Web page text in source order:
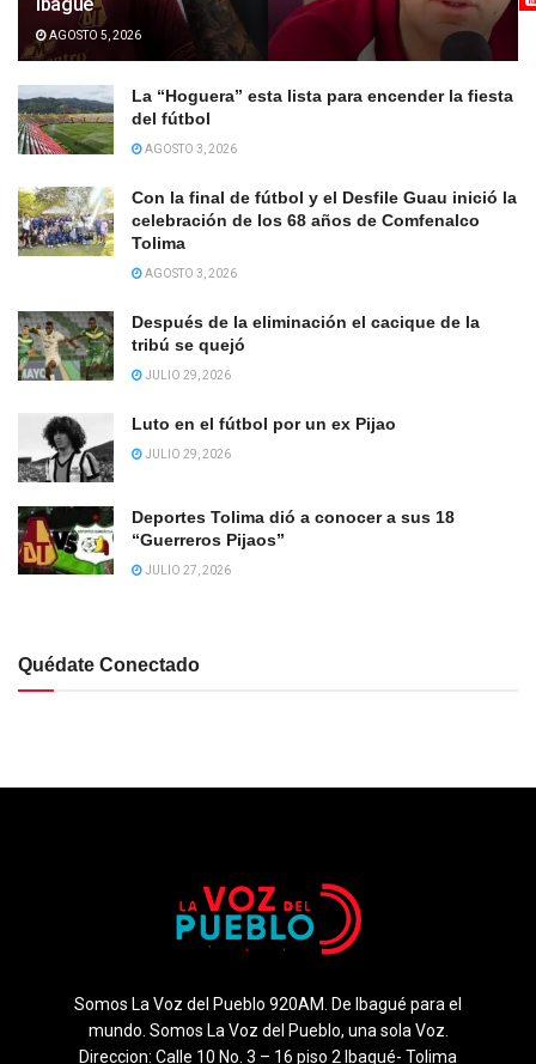
Ibagué
AGOSTO 5, 2026
La “Hoguera” esta lista para encender la fiesta
del fútbol
AGOSTO 3, 2026
Con la final de fútbol y el Desfile Guau inició la
celebración de los 68 años de Comfenalco
Tolima
AGOSTO 3, 2026
Después de la eliminación el cacique de la
tribú se quejó
JULIO 29, 2026
Luto en el fútbol por un ex Pijao
JULIO 29, 2026
Deportes Tolima dió a conocer a sus 18
“Guerreros Pijaos”
JULIO 27, 2026
Quédate Conectado
Somos La Voz del Pueblo 920AM. De Ibagué para el
mundo. Somos La Voz del Pueblo, una sola Voz.
Direccion: Calle 10 No. 3 – 16 piso 2 Ibagué- Tolima